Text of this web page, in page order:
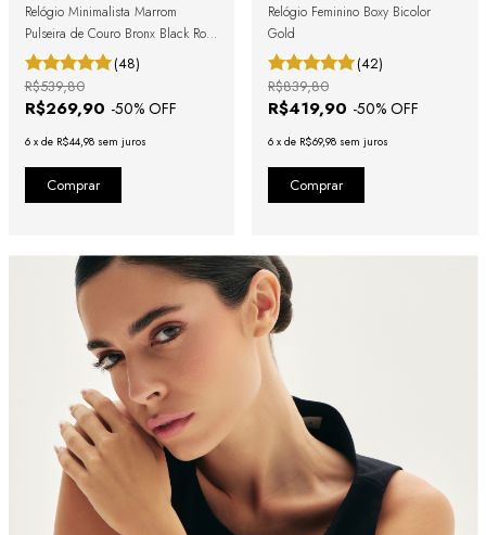
Relógio Minimalista Marrom
Pulseira de Couro Bronx Black Rosé
Gold 40mm
(48)
R$269,90 -50% OFF
R$539,80
6 x de R$44,98 sem juros
Relógio Feminino Boxy Bicolor
Gold
(42)
R$419,90 -50% OFF
R$839,80
6 x de R$69,98 sem juros